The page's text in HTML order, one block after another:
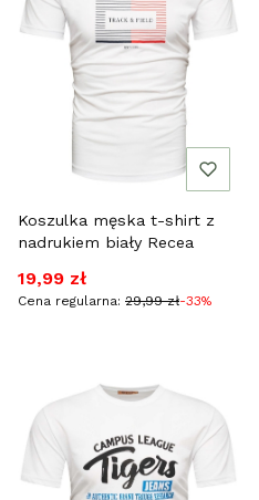
Koszulka męska t-shirt z
nadrukiem biały Recea
Cena promocyjna
19,99 zł
Cena regularna: 29,99 zł-33%